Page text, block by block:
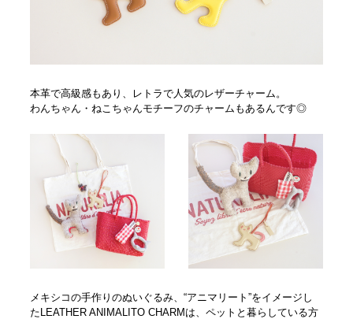
本革で高級感もあり、レトラで人気のレザーチャーム。
わんちゃん・ねこちゃんモチーフのチャームもあるんです◎
メキシコの手作りのぬいぐるみ、“アニマリート”をイメージし
たLEATHER ANIMALITO CHARMは、ペットと暮らしている方